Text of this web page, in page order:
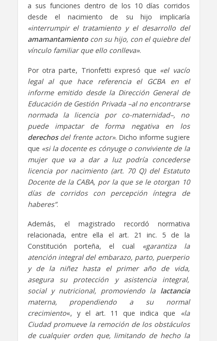
a sus funciones dentro de los 10 días corridos
desde el nacimiento de su hijo implicaría
«interrumpir el tratamiento y el desarrollo del
amamantamientocon su hijo, con el quiebre del
vínculo familiar que ello conlleva».
Por otra parte, Trionfetti expresó que «el vacío
legal al que hace referencia el GCBA en el
informe emitido desde la Dirección General de
Educación de Gestión Privada –al no encontrarse
normada la licencia por co-maternidad–, no
puede impactar de forma negativa en los
derechosdel frente actor». Dicho informe sugiere
que «si la docente es cónyuge o conviviente de la
mujer que va a dar a luz podría concederse
licencia por nacimiento (art. 70 Q) del Estatuto
Docente de la CABA, por la que se le otorgan 10
días de corridos con percepción íntegra de
haberes”.
Además, el magistrado recordó normativa
relacionada, entre ella el art. 21 inc. 5 de la
Constitución porteña, el cual «garantiza la
atención integral del embarazo, parto, puerperio
y de la niñez hasta el primer año de vida,
asegura su protección y asistencia integral,
social y nutricional, promoviendo la lactancia
materna, propendiendo a su normal
crecimiento«, y el art. 11 que indica que «la
Ciudad promueve la remoción de los obstáculos
de cualquier orden que, limitando de hecho la